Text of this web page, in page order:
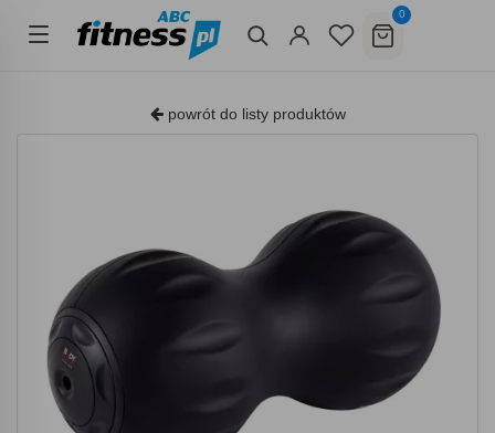
0
powrót do listy produktów